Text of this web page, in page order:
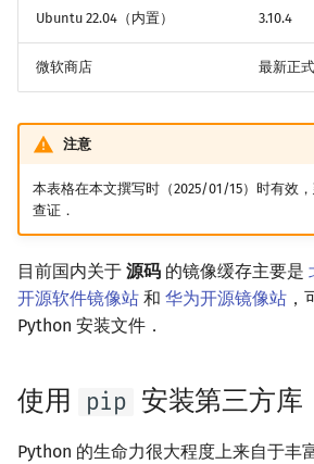
Ubuntu 22.04（内置） 3.10.4
微软商店 最新正
注意
本表格在本文撰写时（2025/01/15）时有效
查证．
目前国内关于 源码 的镜像缓存主要是
开源软件镜像站 和 华为开源镜像站
Python 安装文件．
使用 pip 安装第三方库
Python 的生命力很大程度上来自于丰